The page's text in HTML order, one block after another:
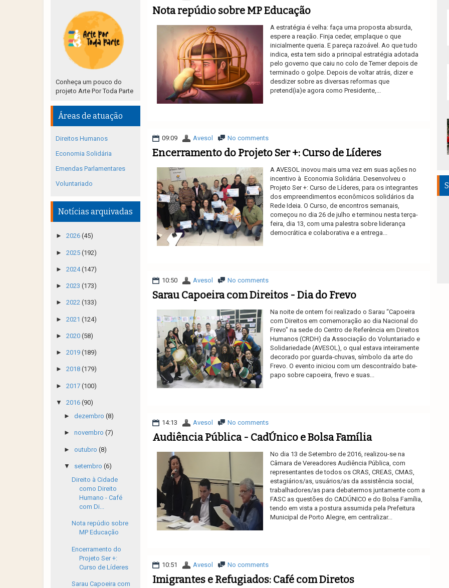
Nota repúdio sobre MP Educação
A estratégia é velha: faça uma proposta absurda,
espere a reação. Finja ceder, emplaque o que
inicialmente queria. E pareça razoável. Ao que tudo
indica, esta tem sido a principal estratégia adotada
pelo governo que caiu no colo de Temer depois de
terminado o golpe. Depois de voltar atrás, dizer e
desdizer sobre as diversas reformas que
pretend(ia)e agora como Presidente,...
09:09 Avesol No comments
Encerramento do Projeto Ser +: Curso de Líderes
A AVESOL inovou mais uma vez em suas ações no
incentivo à Economia Solidária. Desenvolveu o
Projeto Ser +: Curso de Líderes, para os integrantes
dos empreendimentos econômicos solidários da
Rede Ideia. O Curso, de encontros semanais,
começou no dia 26 de julho e terminou nesta terça-
feira, dia 13, com uma palestra sobre liderança
democrática e colaborativa e a entrega...
10:50 Avesol No comments
Sarau Capoeira com Direitos - Dia do Frevo
Na noite de ontem foi realizado o Sarau “Capoeira
com Direitos em comemoração ao dia Nacional do
Frevo” na sede do Centro de Referência em Direitos
Humanos (CRDH) da Associação do Voluntariado e
Solidariedade (AVESOL), o qual estava inteiramente
decorado por guarda-chuvas, símbolo da arte do
Frevo. O evento iniciou com um descontraído bate-
papo sobre capoeira, frevo e suas...
14:13 Avesol No comments
Audiência Pública - CadÚnico e Bolsa Família
No dia 13 de Setembro de 2016, realizou-se na
Câmara de Vereadores Audiência Pública, com
representantes de todos os CRAS, CREAS, CMAS,
estagiários/as, usuários/as da assistência social,
trabalhadores/as para debatermos juntamente com a
FASC as questões do CADÚNICO e do Bolsa Família,
tendo em vista a postura assumida pela Prefeitura
Municipal de Porto Alegre, em centralizar...
10:51 Avesol No comments
Imigrantes e Refugiados: Café com Diretos
Conheça um pouco do
projeto Arte Por Toda Parte
Áreas de atuação
Direitos Humanos
Economia Solidária
Emendas Parlamentares
Voluntariado
Notícias arquivadas
► 2026 (45)
► 2025 (192)
► 2024(147)
► 2023 (173)
► 2022 (133)
► 2021 (124)
► 2020 (58)
► 2019 (189)
► 2018 (179)
► 2017 (100)
▼ 2016 (90)
► dezembro (8)
► novembro (7)
► outubro (8)
▼ setembro (6)
Direito à Cidade
como Direito
Humano - Café
com Di...
Nota repúdio sobre
MP Educação
Encerramento do
Projeto Ser +:
Curso de Líderes
Sarau Capoeira com